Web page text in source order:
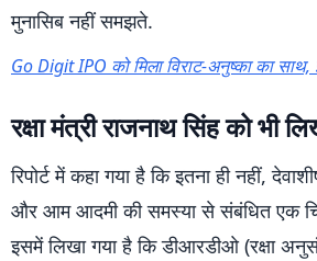
मुनासिब नहीं समझते.
Go Digit IPO को मिला विराट-अनुष्का का साथ,
रक्षा मंत्री राजनाथ सिंह को भी
रिपोर्ट में कहा गया है कि इतना ही नहीं,
और आम आदमी की समस्या से संबंधित एक
इसमें लिखा गया है कि डीआरडीओ (रक्षा